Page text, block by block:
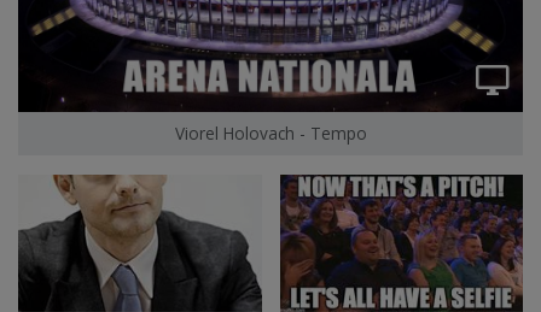
Viorel Holovach - Tempo